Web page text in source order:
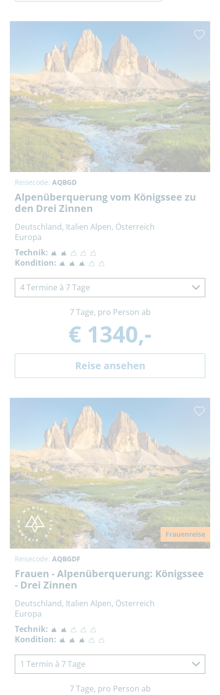
Reisecode: AQBGD
Alpenüberquerung vom Königssee zu
den Drei Zinnen
Deutschland, Italien Alpen, Österreich
Europa
Technik:
Kondition:
4 Termine à 7 Tage
7 Tage, pro Person ab
€ 1340,-
Reise ansehen
Frauenreise
Reisecode: AQBGDF
Frauen - Alpenüberquerung: Königssee
- Drei Zinnen
Deutschland, Italien Alpen, Österreich
Europa
Technik:
Kondition:
1 Termin à 7 Tage
7 Tage, pro Person ab